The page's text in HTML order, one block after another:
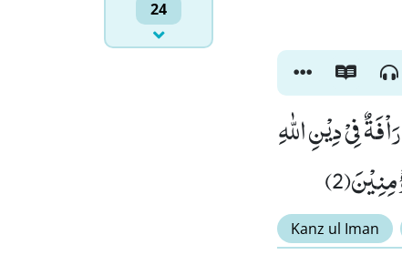
24
فِیْ دِیْنِ اللّٰهِ
Kanz ul Iman